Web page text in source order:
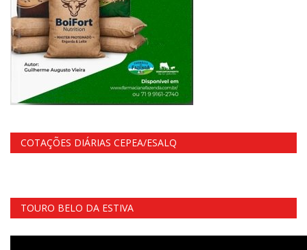
COTAÇÕES DIÁRIAS CEPEA/ESALQ
TOURO BELO DA ESTIVA